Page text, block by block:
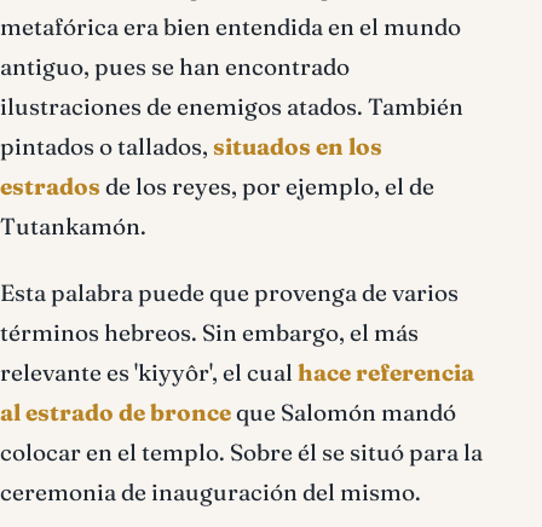
metafórica era bien entendida en el mundo
antiguo, pues se han encontrado
ilustraciones de enemigos atados. También
pintados o tallados, situados en los
estrados de los reyes, por ejemplo, el de
Tutankamón.
Esta palabra puede que provenga de varios
términos hebreos. Sin embargo, el más
relevante es 'kiyyôr', el cual hace referencia
al estrado de bronceque Salomón mandó
colocar en el templo. Sobre él se situó para la
ceremonia de inauguración del mismo.